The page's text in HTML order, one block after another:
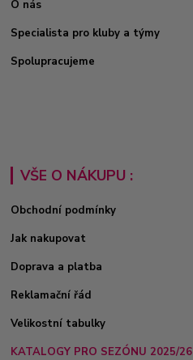
O nás
Specialista pro kluby a týmy
Spolupracujeme
VŠE O NÁKUPU :
Obchodní podmínky
Jak nakupovat
Doprava a platba
Reklamační řád
Velikostní tabulky
KATALOGY PRO SEZÓNU 2025/26